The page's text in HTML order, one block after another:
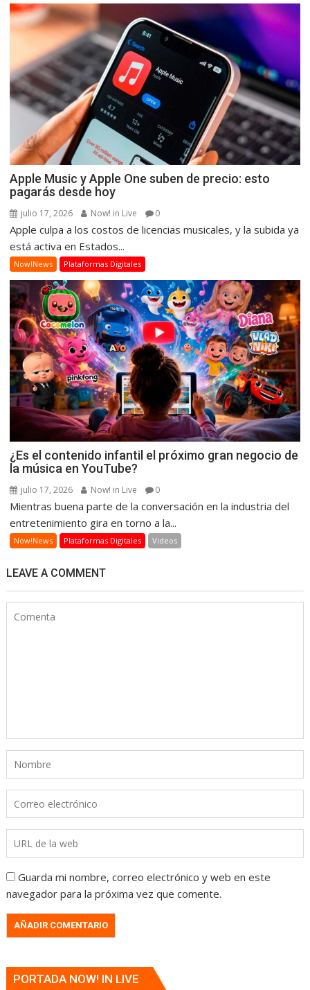
Apple Music y Apple One suben de precio: esto
pagarás desde hoy
julio 17, 2026 Now! in Live 0
Apple culpa a los costos de licencias musicales, y la subida ya
está activa en Estados...
Now!News Plataformas Digitales
¿Es el contenido infantil el próximo gran negocio de
la música en YouTube?
julio 17, 2026 Now! in Live 0
Mientras buena parte de la conversación en la industria del
entretenimiento gira en torno a la...
Now!News Plataformas Digitales Videos
LEAVE A COMMENT
Guarda mi nombre, correo electrónico y web en este
navegador para la próxima vez que comente.
PORTADA NOW! IN LIVE